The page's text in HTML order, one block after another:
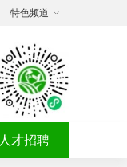
特色频道
人才招聘